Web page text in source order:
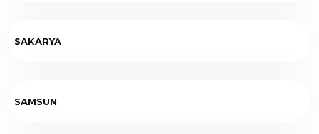
SAKARYA
SAMSUN